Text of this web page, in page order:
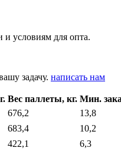
и условиям для опта.
задачу. написать нам
Вес паллеты, кг. Мин.
676,2 13,8
683,4 10,2
422,1 6,3